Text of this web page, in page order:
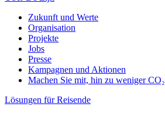
Zukunft und Werte
Organisation
Projekte
Jobs
Presse
Kampagnen und Aktionen
Machen Sie mit, hin zu weniger CO₂
Lösungen für Reisende